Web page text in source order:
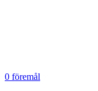
0 föremål